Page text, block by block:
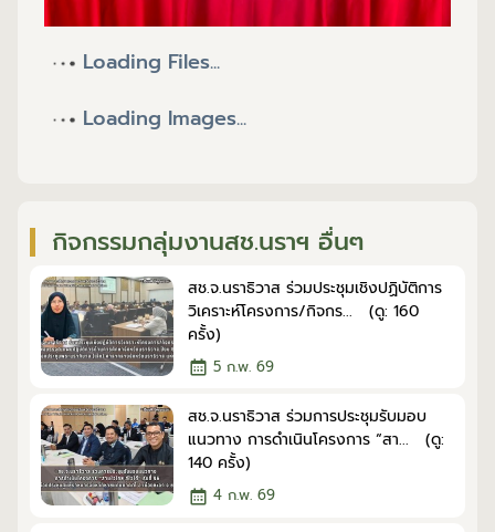
Loading Files...
Loading Images...
กิจกรรมกลุ่มงานสช.นราฯ อื่นๆ
สช.จ.นราธิวาส ร่วมประชุมเชิงปฏิบัติการ
วิเคราะห์โครงการ/กิจกร... (ดู: 160
ครั้ง)
5 ก.พ. 69
สช.จ.นราธิวาส ร่วมการประชุมรับมอบ
แนวทาง การดำเนินโครงการ “สา... (ดู:
140 ครั้ง)
4 ก.พ. 69